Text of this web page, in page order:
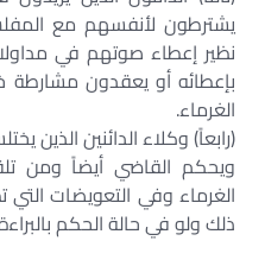
يشترطون لأنفسهم مع
نظير إعطاء صوتهم في
بإعطائه أو يعقدون مشارطة
الغرماء.
(رابعاً) وكلاء الدائنين الذين
ويحكم القاضي أيضاً ومن
الغرماء وفي التعويضات
ذلك ولو في حالة الحكم